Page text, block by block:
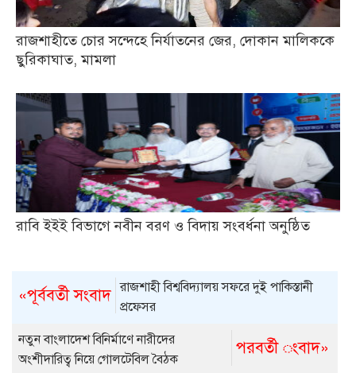
রাজশাহীতে চোর সন্দেহে নির্যাতনের জের, দোকান মালিককে
ছুরিকাঘাত, মামলা
রাবি ইইই বিভাগে নবীন বরণ ও বিদায় সংবর্ধনা অনুষ্ঠিত
«পূর্ববর্তী সংবাদ রাজশাহী বিশ্ববিদ্যালয় সফরে দুই পাকিস্তানী
প্রফেসর
পরবর্তী ংবাদ»
নতুন বাংলাদেশ বিনির্মাণে নারীদের
অংশীদারিত্ব নিয়ে গোলটেবিল বৈঠক